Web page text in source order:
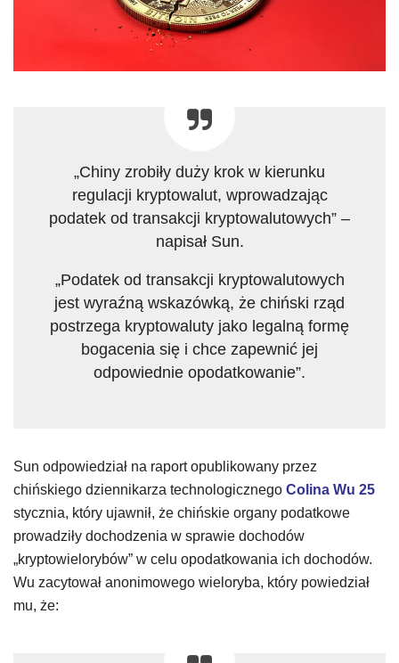
„Chiny zrobiły duży krok w kierunku
regulacji kryptowalut, wprowadzając
podatek od transakcji kryptowalutowych” –
napisał Sun.
„Podatek od transakcji kryptowalutowych
jest wyraźną wskazówką, że chiński rząd
postrzega kryptowaluty jako legalną formę
bogacenia się i chce zapewnić jej
odpowiednie opodatkowanie”.
Sun odpowiedział na raport opublikowany przez
chińskiego dziennikarza technologicznego Colina Wu 25
stycznia, który ujawnił, że chińskie organy podatkowe
prowadziły dochodzenia w sprawie dochodów
„kryptowielorybów” w celu opodatkowania ich dochodów.
Wu zacytował anonimowego wieloryba, który powiedział
mu, że: